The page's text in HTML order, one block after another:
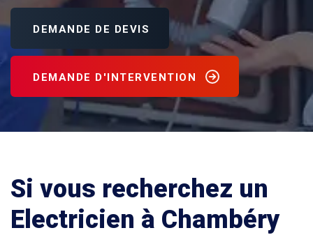
DEMANDE DE DEVIS
DEMANDE D'INTERVENTION
Si vous recherchez un
Electricien à Chambéry